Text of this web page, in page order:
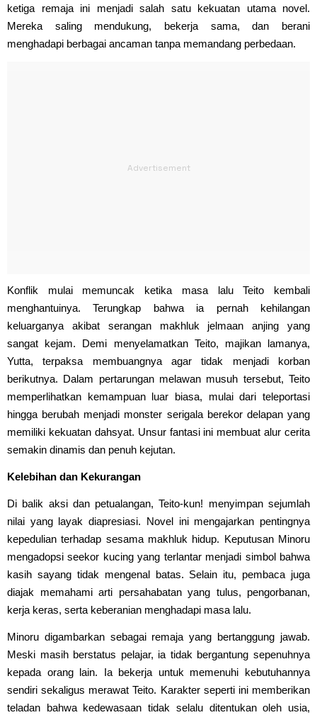
ketiga remaja ini menjadi salah satu kekuatan utama novel.
Mereka saling mendukung, bekerja sama, dan berani
menghadapi berbagai ancaman tanpa memandang perbedaan.
Konflik mulai memuncak ketika masa lalu Teito kembali
menghantuinya. Terungkap bahwa ia pernah kehilangan
keluarganya akibat serangan makhluk jelmaan anjing yang
sangat kejam. Demi menyelamatkan Teito, majikan lamanya,
Yutta, terpaksa membuangnya agar tidak menjadi korban
berikutnya. Dalam pertarungan melawan musuh tersebut, Teito
memperlihatkan kemampuan luar biasa, mulai dari teleportasi
hingga berubah menjadi monster serigala berekor delapan yang
memiliki kekuatan dahsyat. Unsur fantasi ini membuat alur cerita
semakin dinamis dan penuh kejutan.
Kelebihan dan Kekurangan
Di balik aksi dan petualangan, Teito-kun! menyimpan sejumlah
nilai yang layak diapresiasi. Novel ini mengajarkan pentingnya
kepedulian terhadap sesama makhluk hidup. Keputusan Minoru
mengadopsi seekor kucing yang terlantar menjadi simbol bahwa
kasih sayang tidak mengenal batas. Selain itu, pembaca juga
diajak memahami arti persahabatan yang tulus, pengorbanan,
kerja keras, serta keberanian menghadapi masa lalu.
Minoru digambarkan sebagai remaja yang bertanggung jawab.
Meski masih berstatus pelajar, ia tidak bergantung sepenuhnya
kepada orang lain. Ia bekerja untuk memenuhi kebutuhannya
sendiri sekaligus merawat Teito. Karakter seperti ini memberikan
teladan bahwa kedewasaan tidak selalu ditentukan oleh usia,